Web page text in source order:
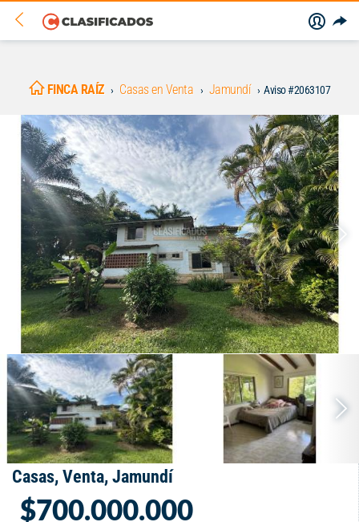
FINCA RAÍZ Casas en Venta Jamundí Aviso #2063107
Casas, Venta, Jamundí
$700.000.000